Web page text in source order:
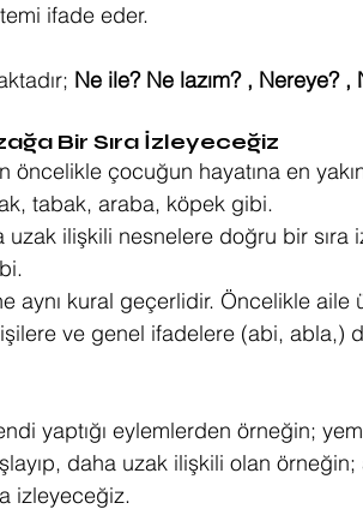
ifade eder.
Ne ile? Ne lazım? , Nereye? ,
Bir Sıra İzleyeceğiz
öncelikle çocuğun hayatına en
tabak, araba, köpek gibi.
uzak ilişkili nesnelere doğru bir sıra
aynı kural geçerlidir. Öncelikle aile
ve genel ifadelere (abi, abla,)
yaptığı eylemlerden örneğin;
daha uzak ilişkili olan
izleyeceğiz.